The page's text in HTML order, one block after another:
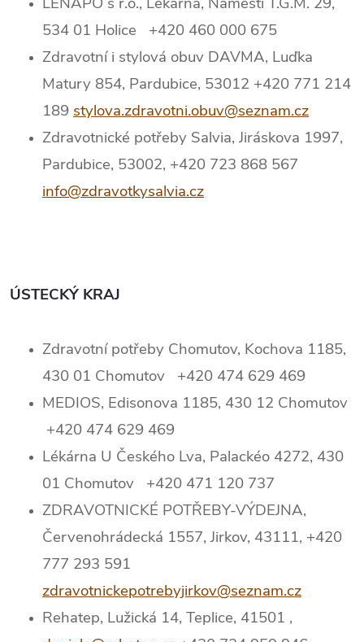
534 01 Holice +420 460 000 675
Zdravotní i stylová obuv DAVMA, Luďka
Matury 854, Pardubice, 53012 +420 771 214
189 stylova.zdravotni.obuv@seznam.cz
Zdravotnické potřeby Salvia, Jiráskova 1997,
Pardubice, 53002, +420 723 868 567
info@zdravotkysalvia.cz
ÚSTECKÝ KRAJ
Zdravotní potřeby Chomutov, Kochova 1185,
430 01 Chomutov +420 474 629 469
MEDIOS, Edisonova 1185, 430 12 Chomutov
+420 474 629 469
Lékárna U Českého Lva, Palackéo 4272, 430
01 Chomutov +420 471 120 737
ZDRAVOTNICKÉ POTŘEBY-VÝDEJNA,
Červenohrádecká 1557, Jirkov, 43111, +420
777 293 591
zdravotnickepotrebyjirkov@seznam.cz
Rehatep, Lužická 14, Teplice, 41501 ,